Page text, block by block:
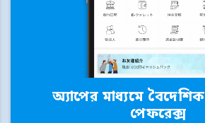
অ্যাপের মাধ্যমে বৈদেশিক
পেফরেক্স